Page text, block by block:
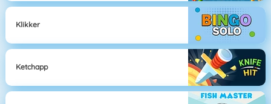
Klikker
Ketchapp